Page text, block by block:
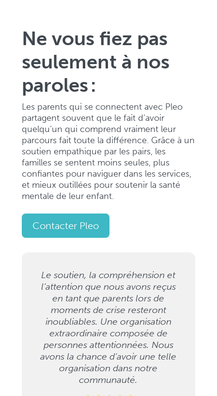
Ne vous fiez pas
seulement à nos
paroles :
Les parents qui se connectent avec Pleo
partagent souvent que le fait d’avoir
quelqu’un qui comprend vraiment leur
parcours fait toute la différence. Grâce à un
soutien empathique par les pairs, les
familles se sentent moins seules, plus
confiantes pour naviguer dans les services,
et mieux outillées pour soutenir la santé
mentale de leur enfant.
Contacter Pleo
Une équipe exceptionnelle
offrant des services
remarquables. Ils sont toujours là
quand nous en avons besoin.
Merci d’être présents pour nous.
Makram El Khoury